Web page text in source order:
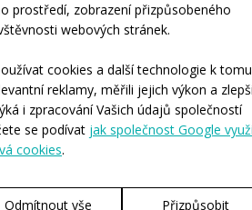
prostředí, zobrazení přizpůsobeného
webových stránek.
cookies a další technologie k
reklamy, měřili jejich výkon a
i zpracování Vašich údajů společností
se podívat jak společnost Google
cookies.
Odmítnout vše Přizpůsobit